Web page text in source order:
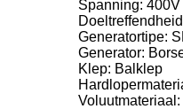
Spanning: 400V
Generatortipe:
Generator:
Klep: Balklep
Voluutmateriaal: